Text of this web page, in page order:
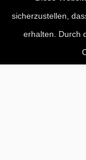
sicherzustellen,
erhalten. Durch